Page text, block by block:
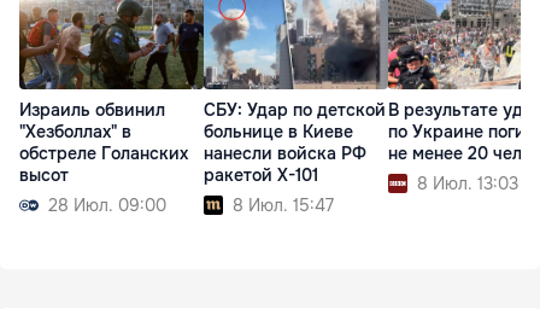
Израиль обвинил
"Хезболлах" в
обстреле Голанских
высот
28 Июл. 09:00
СБУ: Удар по детской
больнице в Киеве
нанесли войска РФ
ракетой X-101
8 Июл. 15:47
В результате
по Украине
не менее 20
8 Июл. 13:03